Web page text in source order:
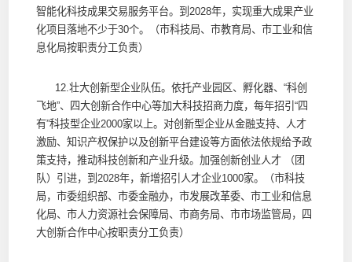
智能化科技成果交易服务平台。到2028年，实现重大成果产业
化项目落地不少于30个。（市科技局、市教育局、市工业和信
息化局按职责分工负责）
12.壮大创新型企业队伍。依托产业园区、孵化器、“科创
飞地”、四大创新合作中心等加大科技招商力度，每年招引“四
有”科技型企业2000家以上。对创新型企业从金融支持、人才
激励、知识产权保护以及创新平台建设等方面依法依规给予政
策支持，推动科技创新和产业升级。加强创新创业人才 （团
队）引进，到2028年，新增招引人才企业1000家。（市科技
局，市委组织部、市委金融办，市发展改革委、市工业和信息
化局、市人力资源社会保障局、市商务局、市市场监管局，四
大创新合作中心按职责分工负责）